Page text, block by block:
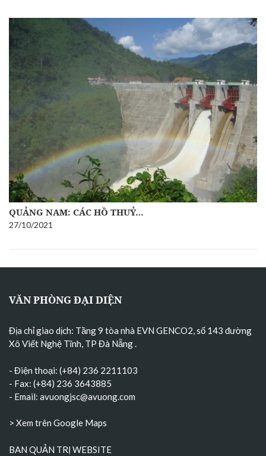
QUẢNG NAM: CÁC HỒ THUỶ…
27/10/2021
VĂN PHÒNG ĐẠI DIỆN
Địa chỉ giao dịch: Tầng 9 tòa nhà EVN GENCO2, số 143 đường
Xô Viết Nghệ Tĩnh, TP Đà Nẵng.
- Điện thoại: (+84) 236 2211103
- Fax: (+84) 236 3643885
- Email: avuongjsc@avuong.com
> Xem trên Google Maps
BAN QUẢN TRỊ WEBSITE